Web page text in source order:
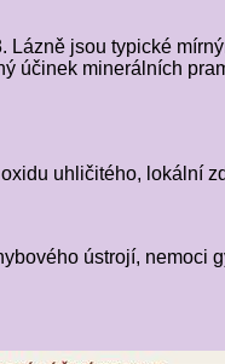
Lázně jsou typické
účinek minerálních
uhličitého, lokální
ústrojí, nemoci